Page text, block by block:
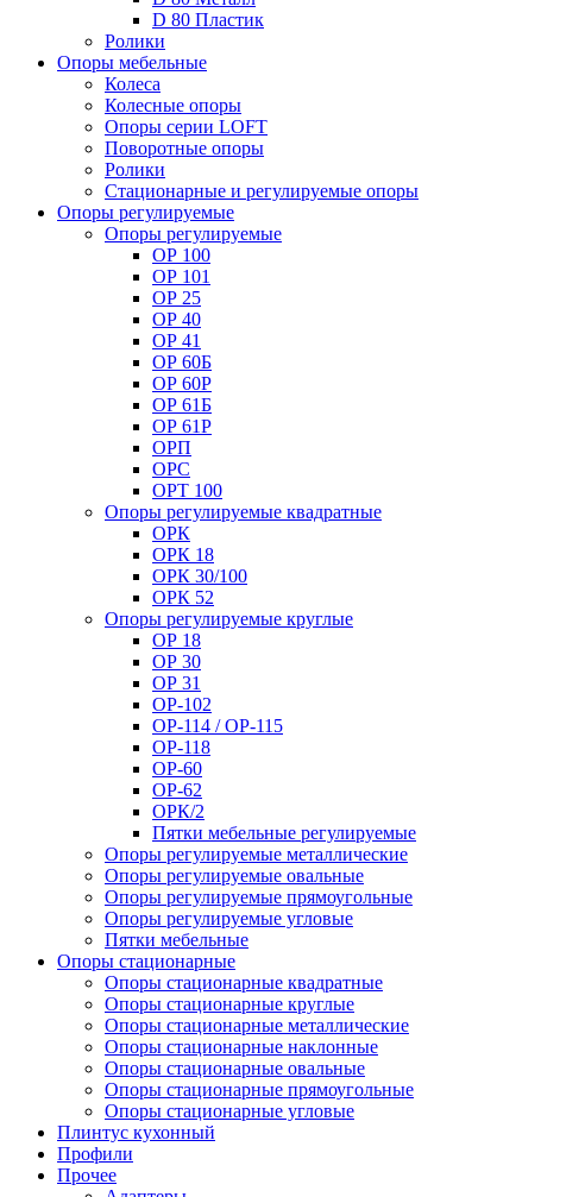
D 80 Пластик
Ролики
Опоры мебельные
Колеса
Колесные опоры
Опоры серии LOFT
Поворотные опоры
Ролики
Стационарные и регулируемые опоры
Опоры регулируемые
Опоры регулируемые
ОР 100
ОР 101
ОР 25
ОР 40
ОР 41
ОР 60Б
ОР 60Р
ОР 61Б
ОР 61Р
ОРП
ОРС
ОРТ 100
Опоры регулируемые квадратные
ОРК
ОРК 18
ОРК 30/100
ОРК 52
Опоры регулируемые круглые
ОР 18
ОР 30
ОР 31
ОР-102
ОР-114 / ОР-115
ОР-118
ОР-60
ОР-62
ОРК/2
Пятки мебельные регулируемые
Опоры регулируемые металлические
Опоры регулируемые овальные
Опоры регулируемые прямоугольные
Опоры регулируемые угловые
Пятки мебельные
Опоры стационарные
Опоры стационарные квадратные
Опоры стационарные круглые
Опоры стационарные металлические
Опоры стационарные наклонные
Опоры стационарные овальные
Опоры стационарные прямоугольные
Опоры стационарные угловые
Плинтус кухонный
Профили
Прочее